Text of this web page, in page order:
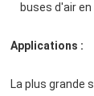
buses d'air en
Applications :
La plus grande